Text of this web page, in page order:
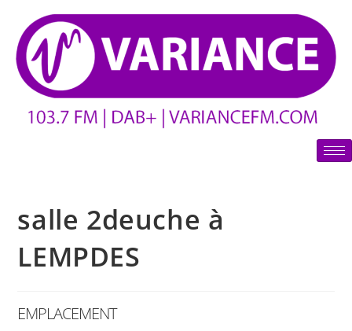
salle 2deuche à
LEMPDES
EMPLACEMENT